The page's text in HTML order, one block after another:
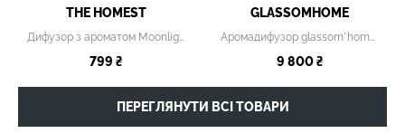
THE HOMEST
Дифузор з ароматом Moonlight, 100 мл
799 ₴
GLASSOMHOME
Аромадифузор glassom*home × White Sprut
9 800 ₴
ПЕРЕГЛЯНУТИ ВСІ ТОВАРИ